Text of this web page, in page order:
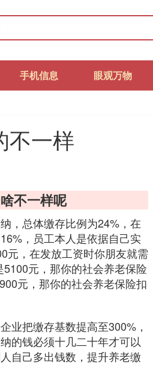
手机信息 眼观万物
不一样
不一样呢
，总体缴存比例为24%，在
，员工本人是依据自己实
元，在发放工资时你朋友就需
元，那你的社会养老保险
元，那你的社会养老保险扣
业把缴存基数提高至300%，
的钱必须十几二十年才可以
自己多出钱数，提升养老缴